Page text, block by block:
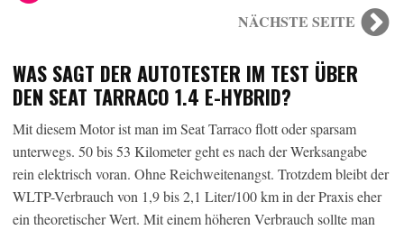
NÄCHSTE SEITE
WAS SAGT DER AUTOTESTER IM TEST ÜBER
DEN SEAT TARRACO 1.4 E-HYBRID?
Mit diesem Motor ist man im Seat Tarraco flott oder sparsam
unterwegs. 50 bis 53 Kilometer geht es nach der Werksangabe
rein elektrisch voran. Ohne Reichweitenangst. Trotzdem bleibt der
WLTP-Verbrauch von 1,9 bis 2,1 Liter/100 km in der Praxis eher
ein theoretischer Wert. Mit einem höheren Verbrauch sollte man